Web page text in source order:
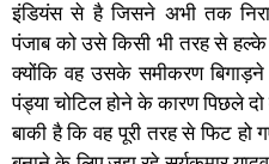
इंडियंस से है जिसने अभी तक
पंजाब को उसे किसी भी तरह से
क्योंकि वह उसके समीकरण
पंड्या चोटिल होने के कारण पिछले
बाकी है कि वह पूरी तरह से फिट